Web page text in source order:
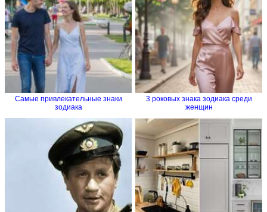
Самые привлекательные знаки
зодиака
3 роковых знака зодиака среди
женщин